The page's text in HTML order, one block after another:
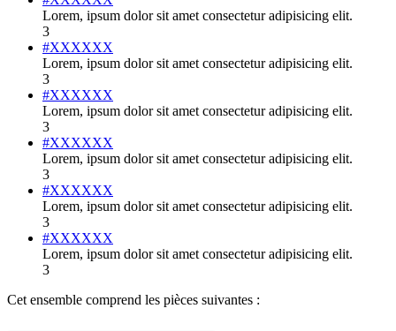
Lorem, ipsum dolor sit amet consectetur adipisicing elit.
3
#XXXXXX
Lorem, ipsum dolor sit amet consectetur adipisicing elit.
3
#XXXXXX
Lorem, ipsum dolor sit amet consectetur adipisicing elit.
3
#XXXXXX
Lorem, ipsum dolor sit amet consectetur adipisicing elit.
3
#XXXXXX
Lorem, ipsum dolor sit amet consectetur adipisicing elit.
3
#XXXXXX
Lorem, ipsum dolor sit amet consectetur adipisicing elit.
3
Cet ensemble comprend les pièces suivantes :